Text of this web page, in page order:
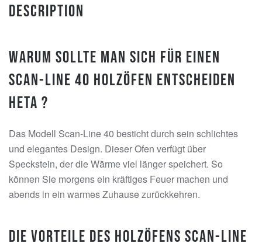
Description
Warum sollte man sich für einen
Scan-Line 40 Holzöfen entscheiden
Heta ?
Das Modell Scan-Line 40 besticht durch sein schlichtes
und elegantes Design. Dieser Ofen verfügt über
Speckstein, der die Wärme viel länger speichert. So
können Sie morgens ein kräftiges Feuer machen und
abends in ein warmes Zuhause zurückkehren.
Die Vorteile des Holzöfens Scan-Line